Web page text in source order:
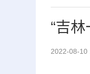
“吉
2022-08-10